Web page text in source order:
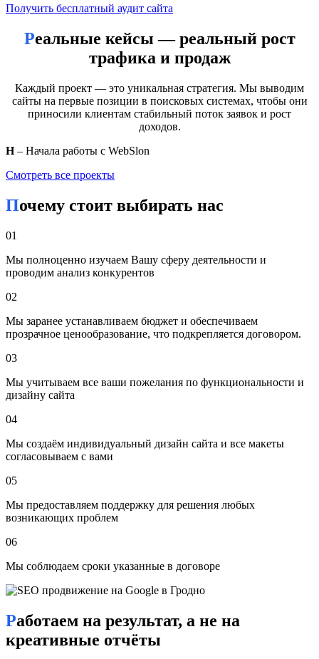
Заголовки, мета-теги, структура
Уникальный контент с вкраплением ключевиков
Улучшение юзабилити
Размещение ссылок на качественных площадках,
региональных каталогах, досках объявлений.
5. 📈 Отчётность и аналитика
Подключаем Google Search Console и Google Analytics.
🧩 Особенности локального SEO в Гродно
SEO-продвижение в региональном городе, таком как Гродно,
имеет свои нюансы:
Больше запросов со словами «Гродно», «рядом», «на
карте»
⚠️ Важно: 80% пользователей смотрят только
в Гродно?
✅ Опыт более 7 лет в SEO
✅ Продвигаем сайты на
✅ Прозрачная отчётность — вы видите, за что платите
✅ Адаптация стратегии под ваш регион и бизнес-цели
техников
Получить бесплатный аудит сайта
Реальные кейсы — реальный рост
трафика и продаж
Каждый проект — это уникальная стратегия. Мы выводим
сайты на первые позиции в поисковых системах, чтобы они
приносили клиентам стабильный поток заявок и рост
доходов.
Н– Начала работы с WebSlon
Смотреть все проекты
Почему стоит выбирать нас
01
Мы полноценно изучаем Вашу сферу деятельности и
проводим анализ конкурентов
02
Мы заранее устанавливаем бюджет и обеспечиваем
прозрачное ценообразование, что подкрепляется договором.
03
Мы учитываем все ваши пожелания по функциональности и
дизайну сайта
04
Мы создаём индивидуальный дизайн сайта и все макеты
согласовываем с вами
05
Мы предоставляем поддержку для решения любых
возникающих проблем
06
Мы соблюдаем сроки указанные в договоре
Работаем на результат, а не на
креативные отчёты